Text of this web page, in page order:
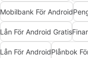
Mobilbank För Android
Lån För Android Gratis
Lån För AndroidPlånbok